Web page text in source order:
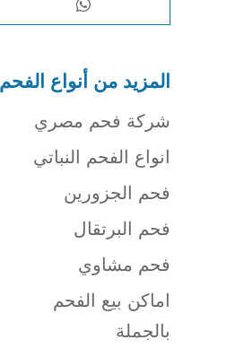
المزيد من أنواع الفحم
شركة فحم مصري
انواع الفحم النباتي
فحم الجزورين
فحم البرتقال
فحم مشاوي
اماكن بيع الفحم
بالجملة